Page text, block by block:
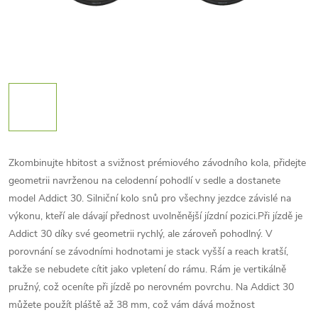
Zkombinujte hbitost a svižnost prémiového závodního kola, přidejte
geometrii navrženou na celodenní pohodlí v sedle a dostanete
model Addict 30. Silniční kolo snů pro všechny jezdce závislé na
výkonu, kteří ale dávají přednost uvolněnější jízdní pozici.Při jízdě je
Addict 30 díky své geometrii rychlý, ale zároveň pohodlný. V
porovnání se závodními hodnotami je stack vyšší a reach kratší,
takže se nebudete cítit jako vpletení do rámu. Rám je vertikálně
pružný, což oceníte při jízdě po nerovném povrchu. Na Addict 30
můžete použít pláště až 38 mm, což vám dává možnost